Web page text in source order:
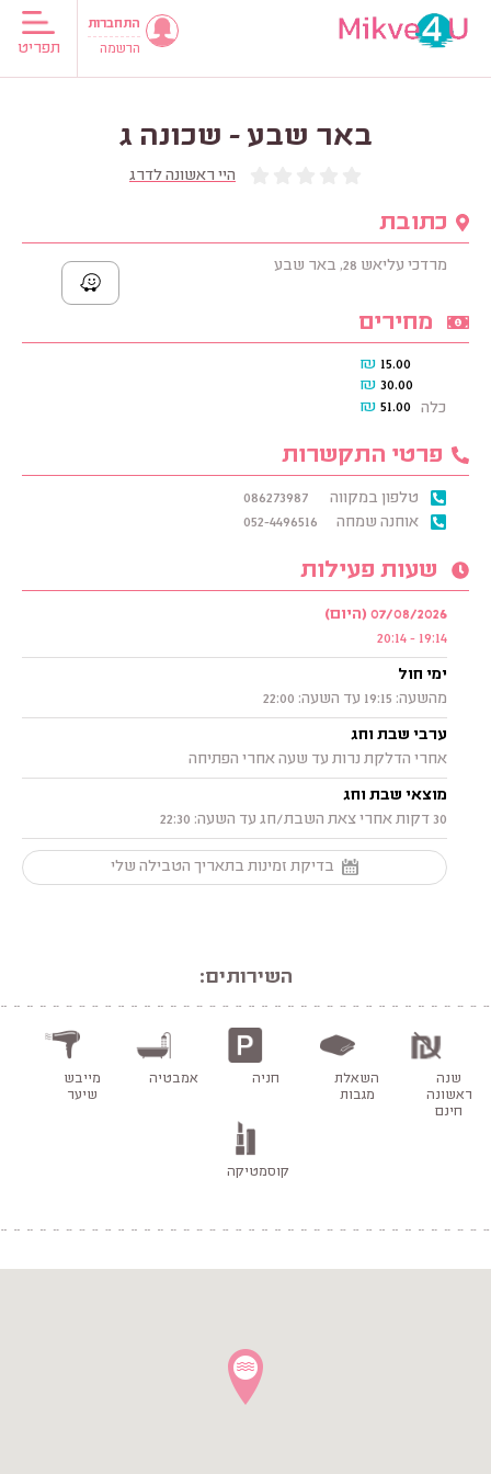
תפריט
התחברות
הרשמה
באר שבע - שכונה ג
היי ראשונה לדרג
כתובת
מרדכי עליאש 28, באר שבע
מחירים
15.00
₪
30.00
₪
כלה
51.00
₪
פרטי התקשרות
טלפון במקווה
086273987
אוחנה שמחה
052-4496516
שעות פעילות
07/08/2026 (היום)
19:14 - 20:14
ימי חול
מהשעה: 19:15 עד השעה: 22:00
ערבי שבת וחג
אחרי הדלקת נרות עד שעה אחרי הפתיחה
מוצאי שבת וחג
30 דקות אחרי צאת השבת/חג עד השעה: 22:30
בדיקת זמינות בתאריך הטבילה שלי
השירותים:
שנה
ראשונה
חינם
השאלת
מגבות
חניה אמבטיה
מייבש
שיער
קוסמטיקה